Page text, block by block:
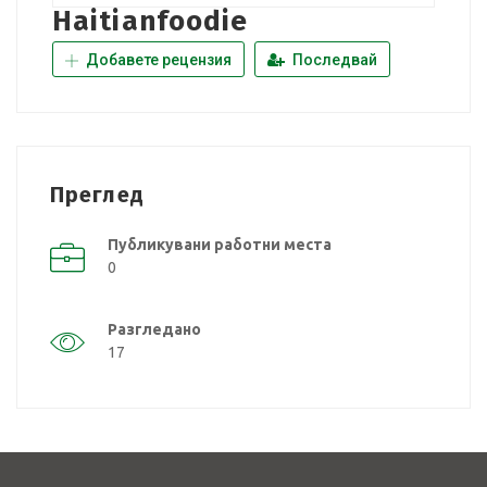
Haitianfoodie
Добавете рецензия Последвай
Преглед
Публикувани работни места
0
Разгледано
17